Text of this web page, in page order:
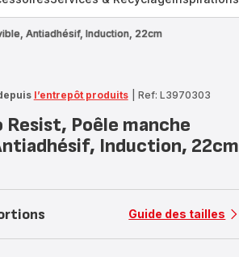
Antiadhésif, Induction, 22cm
l’entrepôt produits Ref: L3970303
Resist, Poêle manche
Induction, 22cm
Guide des tailles